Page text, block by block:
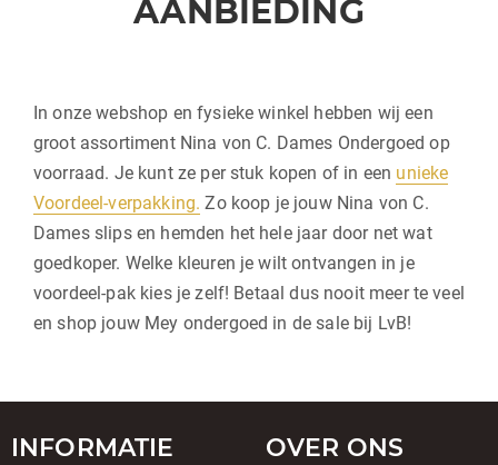
AANBIEDING
In onze webshop en fysieke winkel hebben wij een
groot assortiment Nina von C. Dames Ondergoed op
voorraad. Je kunt ze per stuk kopen of in een unieke
Voordeel-verpakking. Zo koop je jouw Nina von C.
Dames slips en hemden het hele jaar door net wat
goedkoper. Welke kleuren je wilt ontvangen in je
voordeel-pak kies je zelf! Betaal dus nooit meer te veel
en shop jouw Mey ondergoed in de sale bij LvB!
INFORMATIE OVER ONS